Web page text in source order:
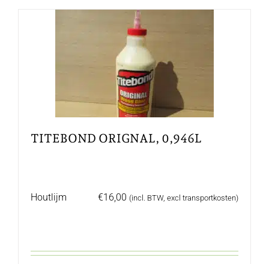
TITEBOND ORIGNAL, 0,946L
Houtlijm €16,00 (incl. BTW, excl transportkosten)